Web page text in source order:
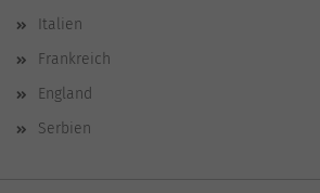
Italien
Frankreich
England
Serbien